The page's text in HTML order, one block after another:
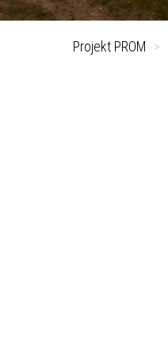
Projekt PROM >